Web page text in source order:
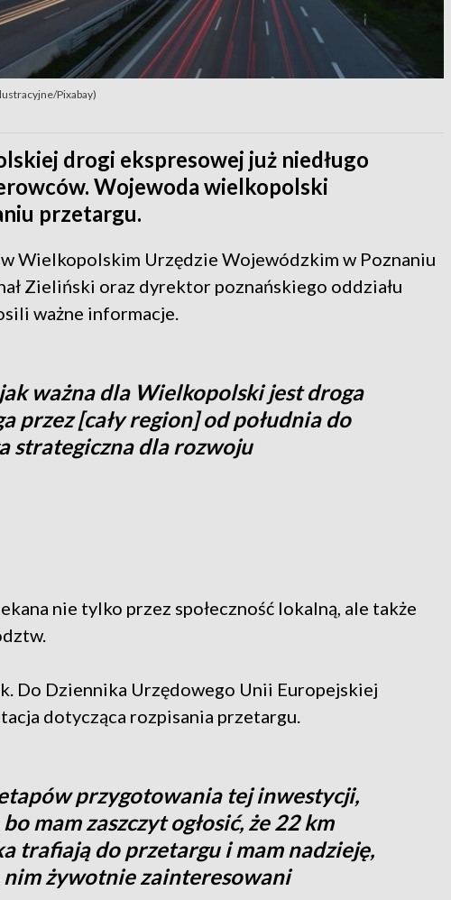
Pixabay)
drogi ekspresowej już niedługo
Wojewoda wielkopolski
przetargu.
Wielkopolskim Urzędzie Wojewódzkim w Poznaniu
Zieliński oraz dyrektor poznańskiego oddziału
ważne informacje.
ważna dla Wielkopolski jest droga
przez [cały region] od południa do
strategiczna dla rozwoju
nie tylko przez społeczność lokalną, ale także
Do Dziennika Urzędowego Unii Europejskiej
dotycząca rozpisania przetargu.
przygotowania tej inwestycji,
mam zaszczyt ogłosić, że 22 km
trafiają do przetargu i mam nadzieję,
nim żywotnie zainteresowani